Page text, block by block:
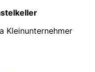
Kleinunternehmer